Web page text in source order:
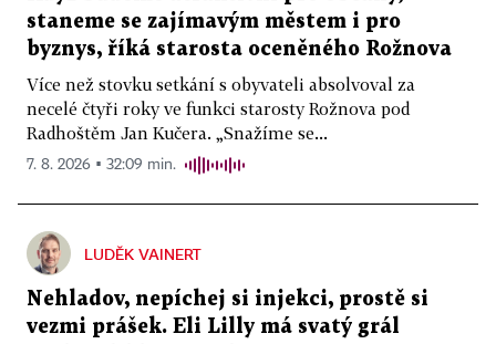
staneme se zajímavým městem i pro
byznys, říká starosta oceněného Rožnova
Více než stovku setkání s obyvateli absolvoval za
necelé čtyři roky ve funkci starosty Rožnova pod
Radhoštěm Jan Kučera. „Snažíme se...
7. 8. 2026 ▪ 32:09 min.
LUDĚK VAINERT
Nehladov, nepíchej si injekci, prostě si
vezmi prášek. Eli Lilly má svatý grál